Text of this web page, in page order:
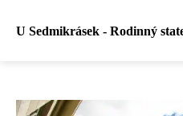
U Sedmikrásek - Rodinný